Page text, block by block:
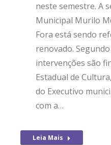
neste semestre. A
Municipal Murilo
Fora está sendo
renovado.
intervenções são
Estadual de
do Executivo
com a…
Leia Mais